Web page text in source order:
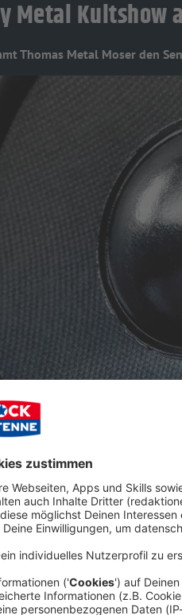
Kultshow
Thomas Metal Moser den
01.00 UHR